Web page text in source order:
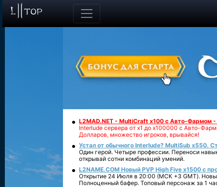
L2MAD.NET - MultiCraft x100 с Авто-Фармом
Interlude сервера от х1 до х100000 с Авто-
Долларов, множество игроков, врывайся!
Устал от обычного Interlude? MultiSub x550.
Один герой. Четыре профессии. Переноси
открывай сотни комбинаций умений.
L2NAME.COM Новый PVP High Five x1500 с
Открытие 24 Июля в 20:00 (МСК +3 GMT).
Полноценный бафер. Топовый персонаж за 1